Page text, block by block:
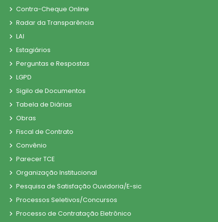
Contra-Cheque Online
Radar da Transparência
LAI
Estagiários
Perguntas e Respostas
LGPD
Sigilo de Documentos
Tabela de Diárias
Obras
Fiscal de Contrato
Convênio
Parecer TCE
Organização Institucional
Pesquisa de Satisfação Ouvidoria/E-sic
Processos Seletivos/Concursos
Processo de Contratação Eletrônico